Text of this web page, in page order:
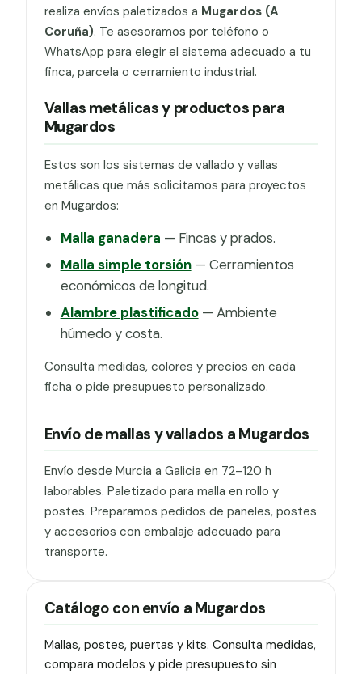
realiza envíos paletizados a Mugardos (A
Coruña). Te asesoramos por teléfono o
WhatsApp para elegir el sistema adecuado a tu
finca, parcela o cerramiento industrial.
Vallas metálicas y productos para
Mugardos
Estos son los sistemas de vallado y vallas
metálicas que más solicitamos para proyectos
en Mugardos:
Malla ganadera — Fincas y prados.
Malla simple torsión— Cerramientos
económicos de longitud.
Alambre plastificado— Ambiente
húmedo y costa.
Consulta medidas, colores y precios en cada
ficha o pide presupuesto personalizado.
Envío de mallas y vallados a Mugardos
Envío desde Murcia a Galicia en 72–120 h
laborables. Paletizado para malla en rollo y
postes. Preparamos pedidos de paneles, postes
y accesorios con embalaje adecuado para
transporte.
Catálogo con envío a Mugardos
Mallas, postes, puertas y kits. Consulta medidas,
compara modelos y pide presupuesto sin